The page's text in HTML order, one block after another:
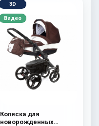
3D
Видео
Коляска для
новорожденных